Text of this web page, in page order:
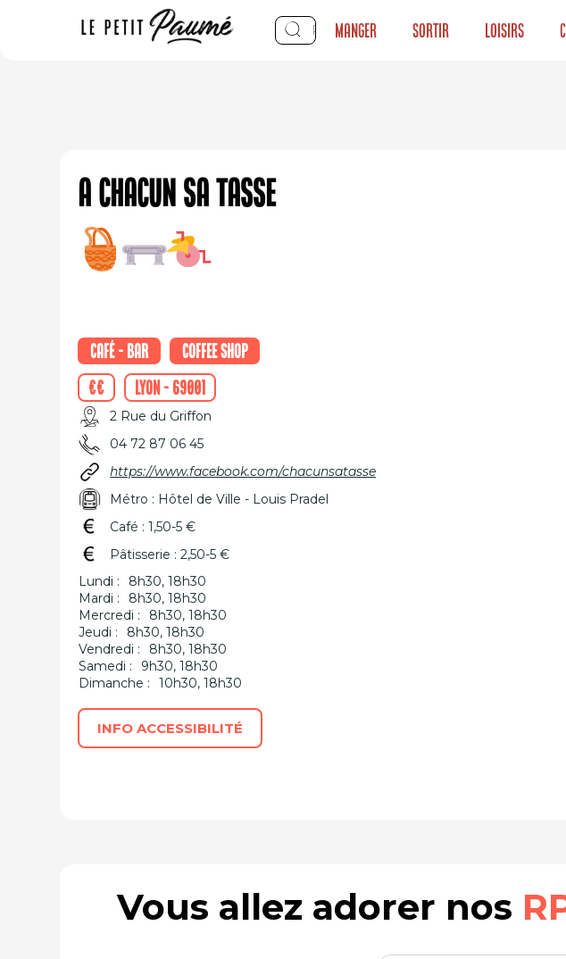
Manger Sortir Loisirs
A Chacun sa Tasse
Café - Bar
Coffee shop
€€
Lyon - 69001
2 Rue du Griffon
04 72 87 06 45
https://www.facebook.com/chacunsatasse
Métro : Hôtel de Ville - Louis Pradel
Café : 1,50-5 €
Pâtisserie : 2,50-5 €
Lundi :
8h30, 18h30
Mardi :
8h30, 18h30
Mercredi :
8h30, 18h30
Jeudi :
8h30, 18h30
Vendredi :
8h30, 18h30
Samedi :
9h30, 18h30
Dimanche :
10h30, 18h30
INFO ACCESSIBILITÉ
Vous allez adorer nos